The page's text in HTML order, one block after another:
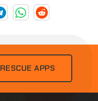
RESCUE APPS